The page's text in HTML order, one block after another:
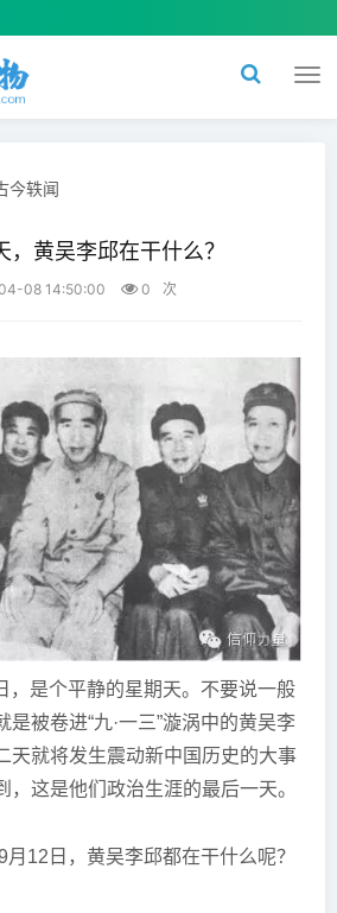
切
今轶闻
黄吴李邱在干什么？
08 14:50:00 0 次
，是个平静的星期天。不要说一般
被卷进“九·一三”漩涡中的黄吴李
天就将发生震动新中国历史的大事
，这是他们政治生涯的最后一天。
12日，黄吴李邱都在干什么呢？